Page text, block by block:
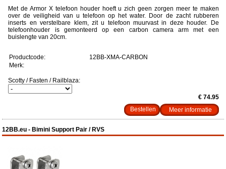
Met de Armor X telefoon houder hoeft u zich geen zorgen meer te maken
over de veiligheid van u telefoon op het water. Door de zacht rubberen
inserts en verstelbare klem, zit u telefoon muurvast in deze houder. De
telefoonhouder is gemonteerd op een carbon camera arm met een
buislengte van 20cm.
Productcode:
12BB-XMA-CARBON
Merk:
Scotty / Fasten / Railblaza:
€ 74.95
Meer informatie
12BB.eu - Bimini Support Pair / RVS